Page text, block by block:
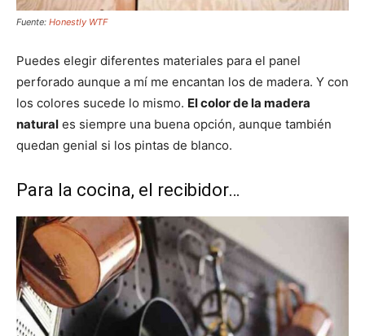
Fuente: Honestly WTF
Puedes elegir diferentes materiales para el panel
perforado aunque a mí me encantan los de madera. Y con
los colores sucede lo mismo. El color de la madera
natural es siempre una buena opción, aunque también
quedan genial si los pintas de blanco.
Para la cocina, el recibidor…